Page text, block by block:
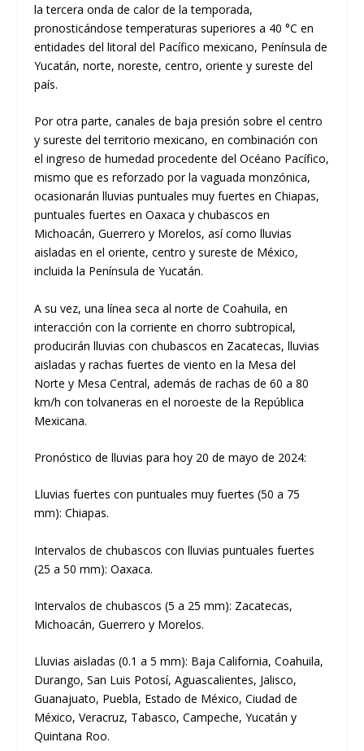
la tercera onda de calor de la temporada,
pronosticándose temperaturas superiores a 40 °C en
entidades del litoral del Pacífico mexicano, Península de
Yucatán, norte, noreste, centro, oriente y sureste del
país.
Por otra parte, canales de baja presión sobre el centro
y sureste del territorio mexicano, en combinación con
el ingreso de humedad procedente del Océano Pacífico,
mismo que es reforzado por la vaguada monzónica,
ocasionarán lluvias puntuales muy fuertes en Chiapas,
puntuales fuertes en Oaxaca y chubascos en
Michoacán, Guerrero y Morelos, así como lluvias
aisladas en el oriente, centro y sureste de México,
incluida la Península de Yucatán.
A su vez, una línea seca al norte de Coahuila, en
interacción con la corriente en chorro subtropical,
producirán lluvias con chubascos en Zacatecas, lluvias
aisladas y rachas fuertes de viento en la Mesa del
Norte y Mesa Central, además de rachas de 60 a 80
km/h con tolvaneras en el noroeste de la República
Mexicana.
Pronóstico de lluvias para hoy 20 de mayo de 2024:
Lluvias fuertes con puntuales muy fuertes (50 a 75
mm): Chiapas.
Intervalos de chubascos con lluvias puntuales fuertes
(25 a 50 mm): Oaxaca.
Intervalos de chubascos (5 a 25 mm): Zacatecas,
Michoacán, Guerrero y Morelos.
Lluvias aisladas (0.1 a 5 mm): Baja California, Coahuila,
Durango, San Luis Potosí, Aguascalientes, Jalisco,
Guanajuato, Puebla, Estado de México, Ciudad de
México, Veracruz, Tabasco, Campeche, Yucatán y
Quintana Roo.